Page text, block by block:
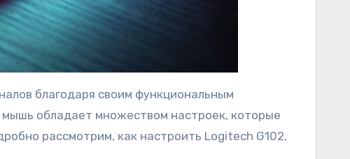
благодаря своим функциональным
мышь обладает множеством настроек, которые
рассмотрим, как настроить Logitech G102,